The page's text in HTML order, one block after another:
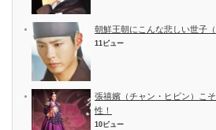
朝鮮王朝にこんな悲しい世子
11ビュー
張禧嬪（チャン・ヒビン）こ
性！
10ビュー